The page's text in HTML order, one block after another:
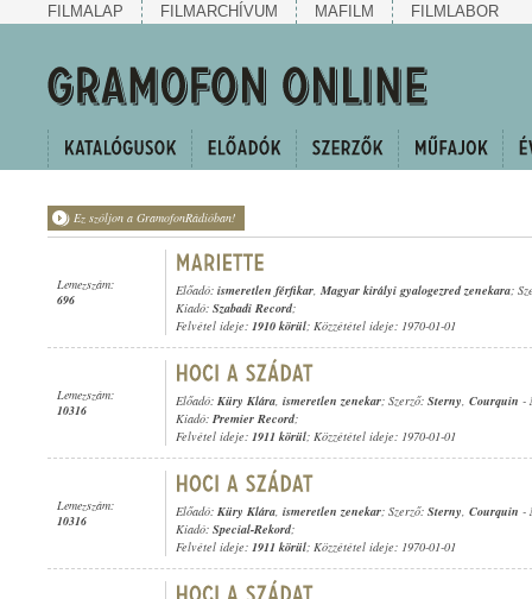
FILMALAP FILMARCHÍVUM MAFILM FILMLABOR
Ez szóljon a GramofonRádióban!
Lemezszám:
696
Előadó: ismeretlen férfikar, Magyar királyi gyalogezred zenekara;
Kiadó: Szabadi Record;
Felvétel ideje: 1910 körül; Közzététel ideje: 1970-01-01
Lemezszám:
10316
Előadó: Küry Klára, ismeretlen zenekar; Szerző: Sterny, Courquin -
Kiadó: Premier Record;
Felvétel ideje: 1911 körül; Közzététel ideje: 1970-01-01
Lemezszám:
10316
Előadó: Küry Klára, ismeretlen zenekar; Szerző: Sterny, Courquin -
Kiadó: Special-Rekord;
Felvétel ideje: 1911 körül; Közzététel ideje: 1970-01-01